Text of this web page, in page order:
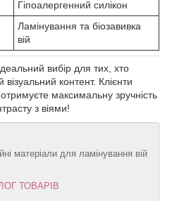
Гіпоалергенний силікон
Ламінування та біозавивка
вій
вибір для тих, хто
контент. Клієнти
максимальну зручність
з віями!
матеріали для ламінування вій
ТОВАРІВ